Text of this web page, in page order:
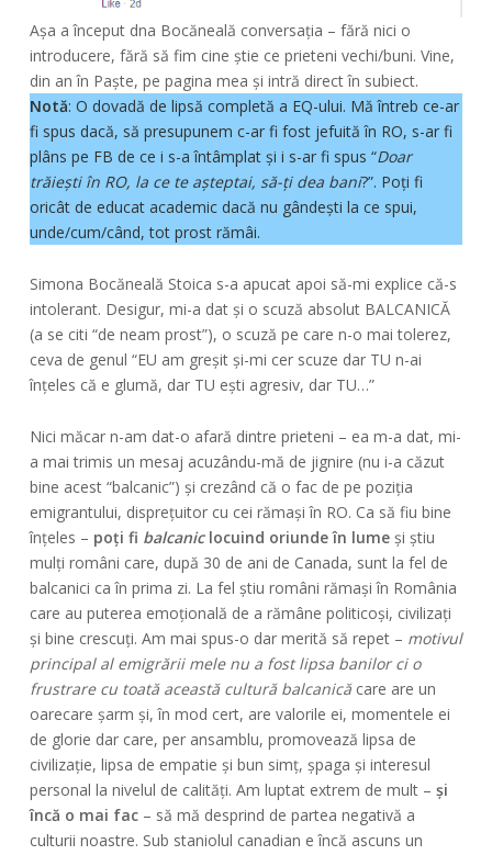
Așa a început dna Bocăneală conversația – fără nici o
introducere, fără să fim cine știe ce prieteni vechi/buni. Vine,
din an în Paște, pe pagina mea și intră direct în subiect.
Notă: O dovadă de lipsă completă a EQ-ului. Mă întreb ce-ar
fi spus dacă, să presupunem c-ar fi fost jefuită în RO, s-ar fi
plâns pe FB de ce i s-a întâmplat și i s-ar fi spus “Doar
trăiești în RO, la ce te așteptai, să-ți dea bani?”. Poți fi
oricât de educat academic dacă nu gândești la ce spui,
unde/cum/când, tot prost rămâi.
Simona Bocăneală Stoica s-a apucat apoi să-mi explice că-s
intolerant. Desigur, mi-a dat și o scuză absolut BALCANICĂ
(a se citi “de neam prost”), o scuză pe care n-o mai tolerez,
ceva de genul “EU am greșit și-mi cer scuze dar TU n-ai
înțeles că e glumă, dar TU ești agresiv, dar TU…”
Nici măcar n-am dat-o afară dintre prieteni – ea m-a dat, mi-
a mai trimis un mesaj acuzându-mă de jignire (nu i-a căzut
bine acest “balcanic”) și crezând că o fac de pe poziția
emigrantului, disprețuitor cu cei rămași în RO. Ca să fiu bine
înțeles – poți fi balcanic locuind oriunde în lume și știu
mulți români care, după 30 de ani de Canada, sunt la fel de
balcanici ca în prima zi. La fel știu români rămași în România
care au puterea emoțională de a rămâne politicoși, civilizați
și bine crescuți. Am mai spus-o dar merită să repet – motivul
principal al emigrării mele nu a fost lipsa banilor ci o
frustrare cu toată această cultură balcanică care are un
oarecare șarm și, în mod cert, are valorile ei, momentele ei
de glorie dar care, per ansamblu, promovează lipsa de
civilizație, lipsa de empatie și bun simț, șpaga și interesul
personal la nivelul de calități. Am luptat extrem de mult – și
încă o mai fac – să mă desprind de partea negativă a
culturii noastre. Sub staniolul canadian e încă ascuns un